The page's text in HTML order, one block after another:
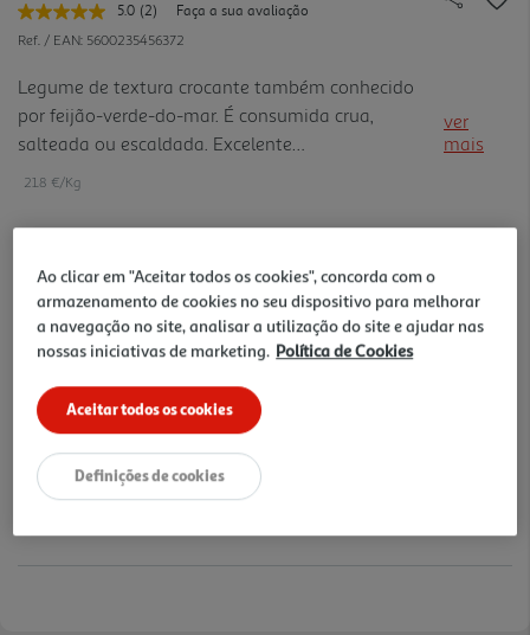
5.0 Leu
2
Link
para
a
mesma
página.
(2)
Faça a sua avaliação
Ref. / EAN: 5600235456372
Legume de textura crocante também conhecido
por feijão-verde-do-mar. É consumida crua,
salteada ou escaldada. Excelente
acompanhamento para pratos de carne, peixe,
em proteínas, antioxidantes e sais miner ais.
ver
mais
21.8 €/Kg
5,45 €
Notas de preparação
Ao clicar em "Aceitar todos os cookies", concorda com o
armazenamento de cookies no seu dispositivo para melhorar
a navegação no site, analisar a utilização do site e ajudar nas
nossas iniciativas de marketing. Política de Cookies
Aceitar todos os cookies
Definições de cookies